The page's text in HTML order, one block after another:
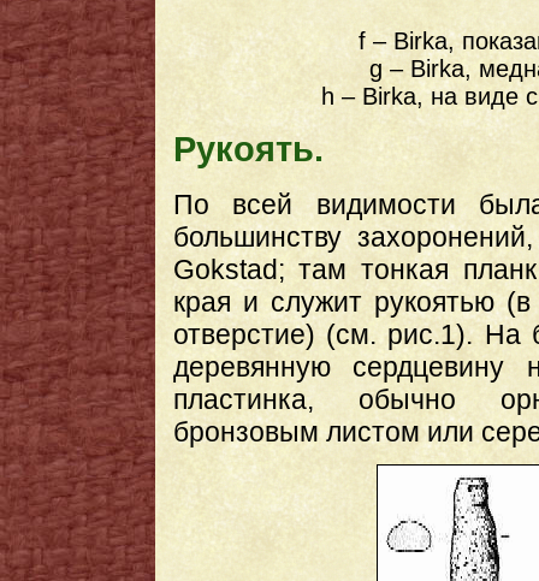
f – Birka,
g – Birka,
h – Birka, на виде
Рукоять.
По всей видимости
большинству
Gokstad; там тонкая
края и служит рукоятью
отверстие) (см. рис.1). На
деревянную сердцевину
пластинка, обычно
бронзовым листом или